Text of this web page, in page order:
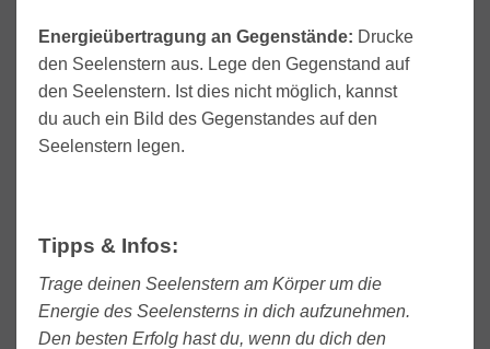
Energieübertragung an Gegenstände: Drucke
den Seelenstern aus. Lege den Gegenstand auf
den Seelenstern. Ist dies nicht möglich, kannst
du auch ein Bild des Gegenstandes auf den
Seelenstern legen.
Tipps & Infos:
Trage deinen Seelenstern am Körper um die
Energie des Seelensterns in dich aufzunehmen.
Den besten Erfolg hast du, wenn du dich den